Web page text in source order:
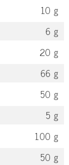
10 g
6 g
20 g
66 g
50 g
5 g
100 g
50 g